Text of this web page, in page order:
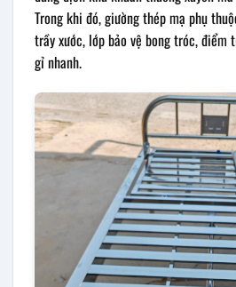
Trong khi đó, giường thép mạ phụ
trầy xước, lớp bảo vệ bong tróc, điểm
gỉ nhanh.